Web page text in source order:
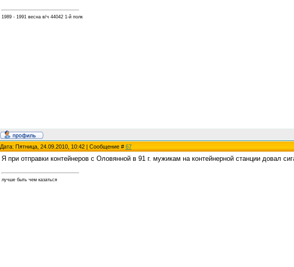
1989 - 1991 весна в/ч 44042 1-й полк
Дата: Пятница, 24.09.2010, 10:42 | Сообщение # 67
Я при отправки контейнеров с Оловянной в 91 г. мужикам на контейнерной станции довал
лучше быть чем казаться